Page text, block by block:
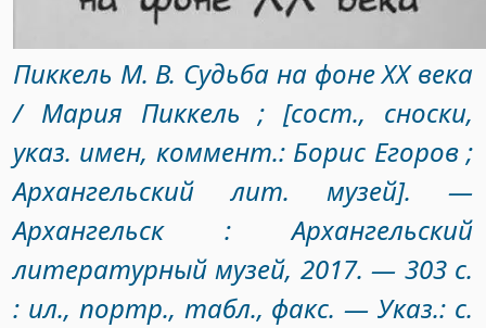
Пиккель М. В. Судьба на фоне XX века
/ Мария Пиккель ; [сост., сноски,
указ. имен, коммент.: Борис Егоров ;
Архангельский лит. музей]. —
Архангельск : Архангельский
литературный музей, 2017. — 303 с.
: ил., портр., табл., факс. — Указ.: с.